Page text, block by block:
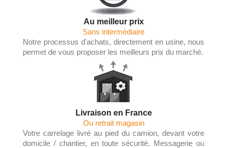
Au meilleur prix
Sans intermédiaire
Notre processus d'achats, directement en usine, nous
permet de vous proposer les meilleurs prix du marché.
Livraison en France
Ou retrait magasin
Votre carrelage livré au pied du camion, devant votre
domicile / chantier, en toute sécurité. Messagerie ou